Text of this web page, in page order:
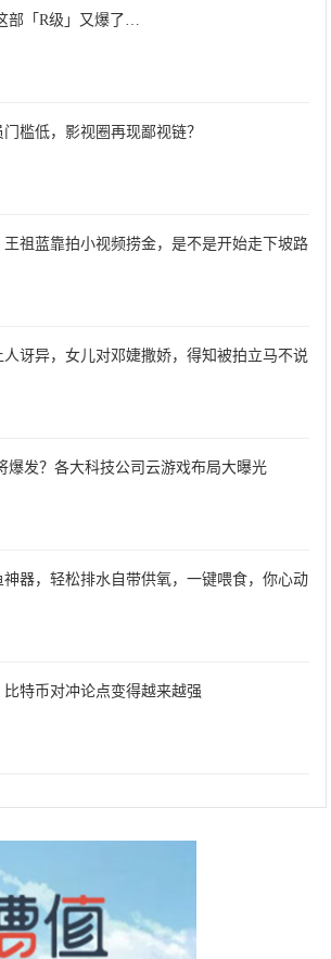
部「R级」又爆了…
槛低，影视圈再现鄙视链？
祖蓝靠拍小视频捞金，是不是开始走下坡路
讶异，女儿对邓婕撒娇，得知被拍立马不说
爆发？各大科技公司云游戏布局大曝光
器，轻松排水自带供氧，一键喂食，你心动
比特币对冲论点变得越来越强